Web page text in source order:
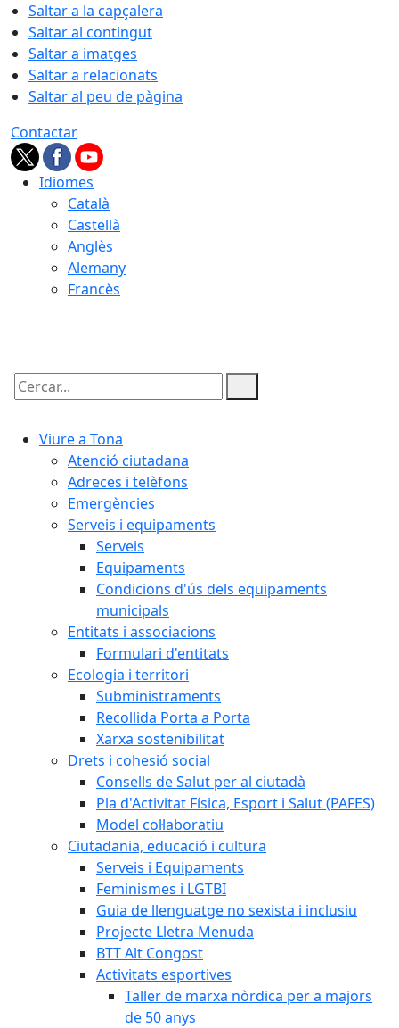
Saltar a la capçalera
Saltar al contingut
Saltar a imatges
Saltar a relacionats
Saltar al peu de pàgina
Contactar
Idiomes
Català
Castellà
Anglès
Alemany
Francès
Cercar:
Viure a Tona
Atenció ciutadana
Adreces i telèfons
Emergències
Serveis i equipaments
Serveis
Equipaments
Condicions d'ús dels equipaments
municipals
Entitats i associacions
Formulari d'entitats
Ecologia i territori
Subministraments
Recollida Porta a Porta
Xarxa sostenibilitat
Drets i cohesió social
Consells de Salut per al ciutadà
Pla d'Activitat Física, Esport i Salut (PAFES)
Model col·laboratiu
Ciutadania, educació i cultura
Serveis i Equipaments
Feminismes i LGTBI
Guia de llenguatge no sexista i inclusiu
Projecte Lletra Menuda
BTT Alt Congost
Activitats esportives
Taller de marxa nòrdica per a majors
de 50 anys